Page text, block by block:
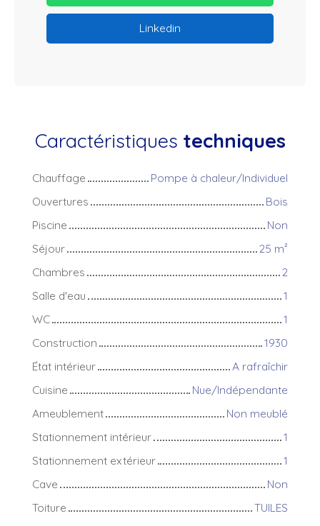
Linkedin
Caractéristiques techniques
Chauffage
Pompe à chaleur/Individuel
Ouvertures
Bois
Piscine
Non
Séjour
25 m²
Chambres
2
Salle d'eau
1
WC
1
Construction
1930
État intérieur
A rafraîchir
Cuisine
Nue/Indépendante
Ameublement
Non meublé
Stationnement intérieur
1
Stationnement extérieur
1
Cave
Non
Toiture
TUILES